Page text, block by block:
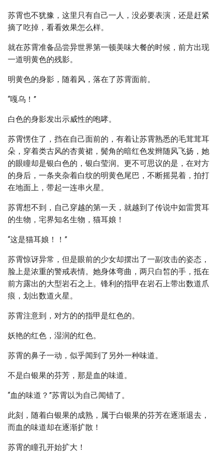
苏霄也不犹豫，这里只有自己一人，没必要表演，还是赶紧
摘了吃掉，看看效果怎么样。
就在苏霄准备品尝异世界第一顿美味大餐的时候，前方出现
一道明黄色的残影。
明黄色的身影，随着风，落在了苏霄面前。
“嘎乌！”
白色的身影发出示威性的咆哮。
苏霄愣住了，挡在自己面前的，有着让苏霄熟悉的毛茸茸耳
朵，穿着类古风的杏黄裙，鬓角的暗红色发辫随风飞扬，她
的眼瞳却是银白色的，银白莹润。更不可思议的是，在对方
的身后，一条夹杂着白纹的明黄色尾巴，不断摇晃着，拍打
在地面上，带起一连串火星。
苏霄想不到，自己穿越的第一天，就越到了传说中如雷贯耳
的生物，宅界知名生物，猫耳娘！
“这是猫耳娘！！”
苏霄惊讶异常，但是眼前的少女却摆出了一副攻击的姿态，
脸上是浓重的警戒表情。她身体弯曲，两只白皙的手，抵在
前方露出的大型岩石之上。锋利的指甲在岩石上带出数道爪
痕，划出数道火星。
苏霄注意到，对方的的指甲是红色的。
妖艳的红色，湿润的红色。
苏霄的鼻子一动，似乎闻到了另外一种味道。
不是白银果的芬芳，那是血的味道。
“血的味道？”苏霄以为自己闻错了。
此刻，随着白银果的成熟，属于白银果的芬芳在逐渐退去，
而血的味道却在逐渐扩散！
苏霄的瞳孔开始扩大！